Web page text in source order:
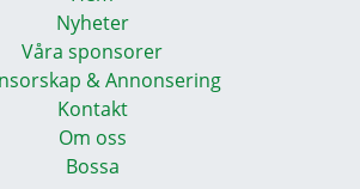
Nyheter
Våra sponsorer
& Annonsering
Kontakt
Om oss
Bossa